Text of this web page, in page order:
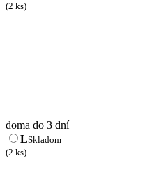
(2 ks)
doma do 3 dní
LSkladom
(2 ks)